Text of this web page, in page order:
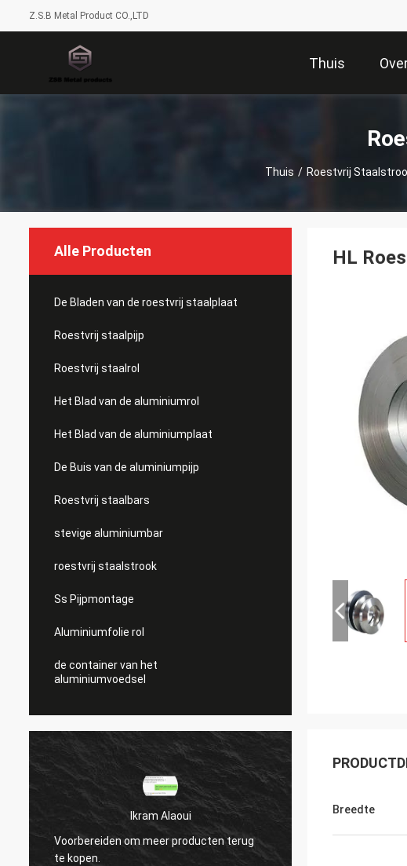
Z.S.B Metal Product CO.,LTD
Thuis
Thuis / Roestvrij
Alle Producten
De Bladen van de roestvrij staalplaat
Roestvrij staalpijp
Roestvrij staalrol
Het Blad van de aluminiumrol
Het Blad van de aluminiumplaat
De Buis van de aluminiumpijp
Roestvrij staalbars
stevige aluminiumbar
roestvrij staalstrook
Ss Pijpmontage
Aluminiumfolie rol
de container van het
aluminiumvoedsel
Ikram Alaoui
Voorbereiden om meer producten terug
te kopen.
HL
Breedte